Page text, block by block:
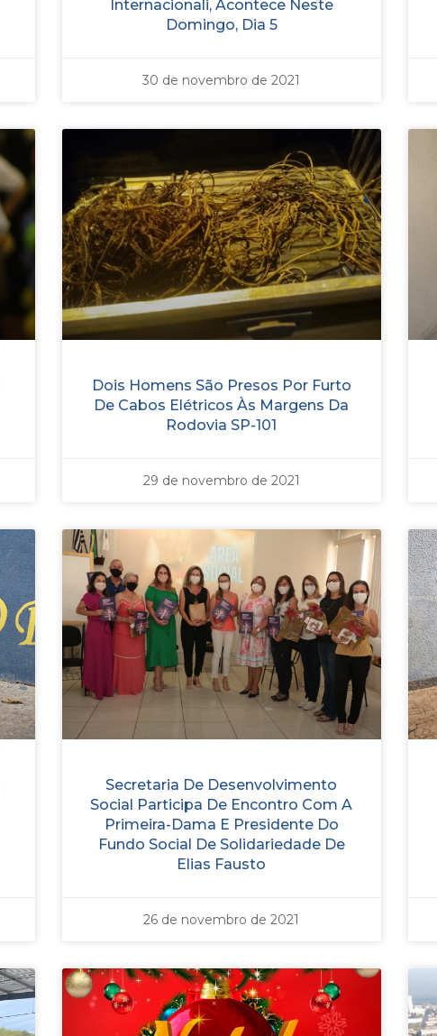
Internacionali, Acontece Neste
Domingo, Dia 5
30 de novembro de 2021
Dois Homens São Presos Por Furto
De Cabos Elétricos Às Margens Da
Rodovia SP-101
29 de novembro de 2021
Secretaria De Desenvolvimento
Social Participa De Encontro Com A
Primeira-Dama E Presidente Do
Fundo Social De Solidariedade De
Elias Fausto
26 de novembro de 2021